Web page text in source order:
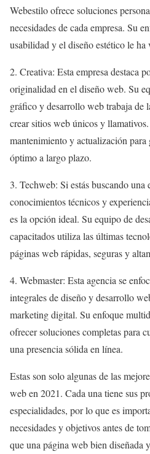
Webestilo ofrece soluciones
necesidades de cada empresa. Su
usabilidad y el diseño estético le
2. Creativa: Esta empresa destaca
originalidad en el diseño web. Su
gráfico y desarrollo web trabaja de
crear sitios web únicos y
mantenimiento y actualización
óptimo a largo plazo.
3. Techweb: Si estás buscando una
conocimientos técnicos y
es la opción ideal. Su equipo de
capacitados utiliza las últimas
páginas web rápidas, seguras y
4. Webmaster: Esta agencia se
integrales de diseño y desarrollo
marketing digital. Su enfoque
ofrecer soluciones completas para
una presencia sólida en línea.
Estas son solo algunas de las
web en 2021. Cada una tiene sus
especialidades, por lo que es
necesidades y objetivos antes de
que una página web bien diseñada